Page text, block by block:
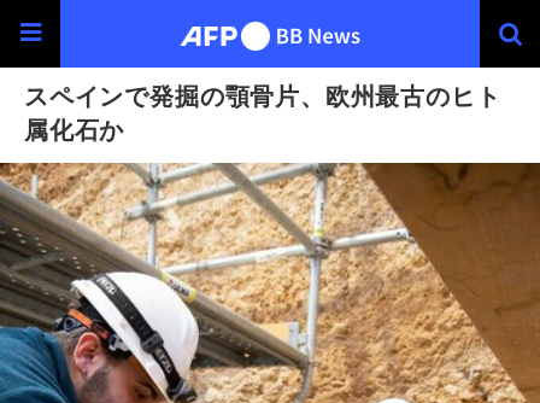
スペインで発掘の顎骨片、欧州最古のヒト
属化石か